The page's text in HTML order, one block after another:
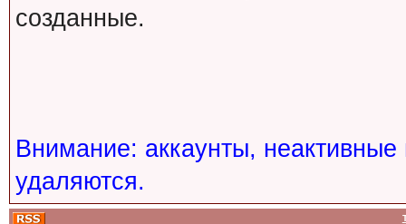
созданные.
Внимание: аккаунты,
удаляются.